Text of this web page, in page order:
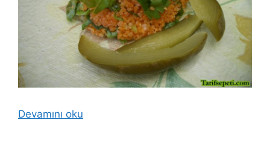
Devamını oku